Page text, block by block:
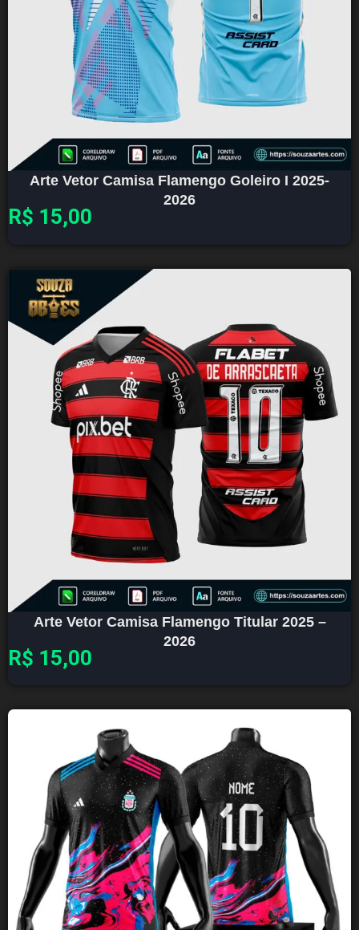
Arte Vetor Camisa Flamengo Goleiro I 2025-
2026
R$ 15,00
Arte Vetor Camisa Flamengo Titular 2025 –
2026
R$ 15,00